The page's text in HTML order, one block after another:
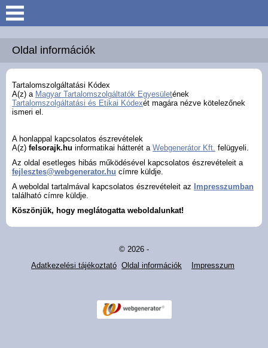
Keresés
Köszöntő
Hírek
Felsőrajk
Polgármesteri Hivatal
Intézmények
Közérdekű adatok -
Választási információk -
Oldal információk
Tartalomszolgáltatási Kódex
A(z) a Magyar Tartalomszolgáltatók Egyesületének
Tartalomszolgáltatási és Etikai Kódexét magára nézve kötelezőnek
ismeri el.
A honlappal kapcsolatos észrevételek
A(z) felsorajk.hu informatikai hátterét a Webgenerátor Kft. felügyeli.
Az oldal esetleges hibás működésével kapcsolatos észrevételeit a
fejlesztes@webgenerator.hu címre küldje.
A weboldal tartalmával kapcsolatos észrevételeit az
Impresszumban
található címre küldje.
Köszönjük, hogy meglátogatta weboldalunkat!
© 2026 -
Adatkezelési tájékoztató Oldal információk Impresszum